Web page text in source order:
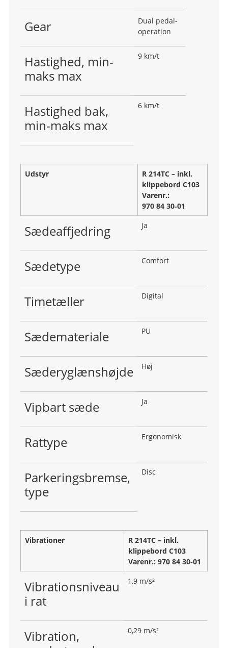
Gear
Dual pedal-
operation
Hastighed, min-
maks max
9 km/t
Hastighed bak,
min-maks max
6 km/t
Udstyr
R 214TC – inkl.
klippebord C103
Varenr.:
970 84 30‑01
Sædeaffjedring Ja
Sædetype Comfort
Timetæller Digital
Sædemateriale PU
Sæderyglænshøjde Høj
Vipbart sæde Ja
Rattype Ergonomisk
Parkeringsbremse,
type
Disc
Vibrationer
R 214TC – inkl.
klippebord C103
Varenr.: 970 84 30‑01
Vibrationsniveau
i rat
1,9 m/s²
Vibration,
0,29 m/s²